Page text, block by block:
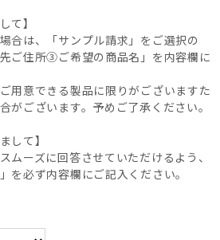
て】
合は、「サンプル請求」をご選択の
ご住所③ご希望の商品名」を内容欄に
用意できる製品に限りがございますた
がございます。予めご了承ください。
して】
ムーズに回答させていただけるよう、
を必ず内容欄にご記入ください。